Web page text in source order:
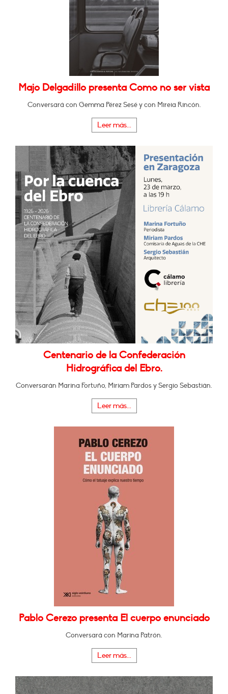
Majo Delgadillo presenta Como no ser vista
Conversará con Gemma Pérez Sesé y con Mireia Rincón.
Leer más...
Centenario de la Confederación
Hidrográfica del Ebro.
Conversarán Marina Fortuño, Miriam Pardos y Sergio Sebastián.
Leer más...
Pablo Cerezo presenta El cuerpo enunciado
Conversará con Marina Patrón.
Leer más...